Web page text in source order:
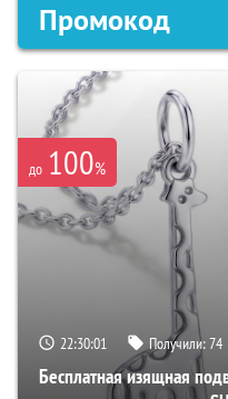
Промокод
до 100%
22:30:00 Получили:74
Бесплатная изящная